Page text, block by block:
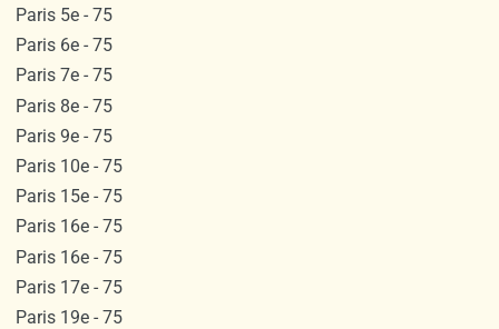
Paris 5e - 75
Paris 6e - 75
Paris 7e - 75
Paris 8e - 75
Paris 9e - 75
Paris 10e - 75
Paris 15e - 75
Paris 16e - 75
Paris 16e - 75
Paris 17e - 75
Paris 19e - 75